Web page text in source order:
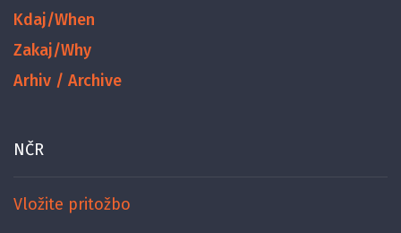
Kdaj/When
Zakaj/Why
Arhiv / Archive
NČR
Vložite pritožbo